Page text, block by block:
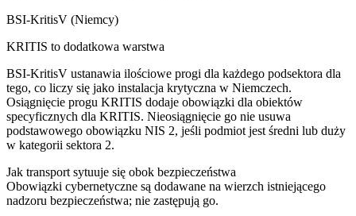
BSI-KritisV (Niemcy)
KRITIS to dodatkowa warstwa
BSI-KritisV ustanawia ilościowe progi dla każdego podsektora dla
tego, co liczy się jako instalacja krytyczna w Niemczech.
Osiągnięcie progu KRITIS dodaje obowiązki dla obiektów
specyficznych dla KRITIS. Nieosiągnięcie go nie usuwa
podstawowego obowiązku NIS 2, jeśli podmiot jest średni lub duży
w kategorii sektora 2.
Jak transport sytuuje się obok bezpieczeństwa
Obowiązki cybernetyczne są dodawane na wierzch istniejącego
nadzoru bezpieczeństwa; nie zastępują go.